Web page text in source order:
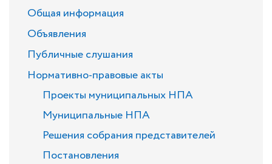
Общая информация
Объявления
Публичные слушания
Нормативно-правовые акты
Проекты муниципальных НПА
Муниципальные НПА
Решения собрания представителей
Постановления